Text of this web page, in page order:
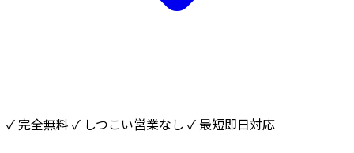
✓ 完全無料 ✓ しつこい営業なし ✓ 最短即日対応